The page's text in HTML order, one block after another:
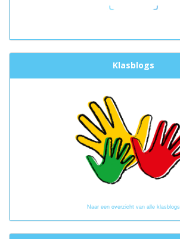
Klasblogs
Naar een overzicht van alle klasblogs